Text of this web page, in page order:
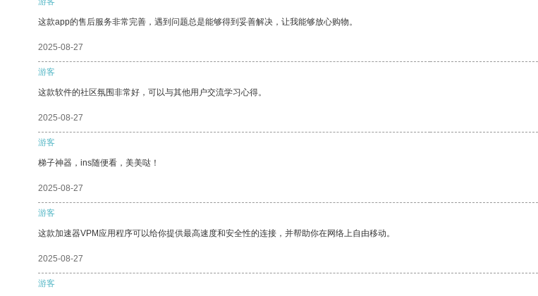
这款app的售后服务非常完善，遇到问题总是能够得到妥善解决，让我能够放心购物。
2025-08-27
游客
这款软件的社区氛围非常好，可以与其他用户交流学习心得。
2025-08-27
游客
梯子神器，ins随便看，美美哒！
2025-08-27
游客
这款加速器VPM应用程序可以给你提供最高速度和安全性的连接，并帮助你在网络上自由移动。
2025-08-27
游客